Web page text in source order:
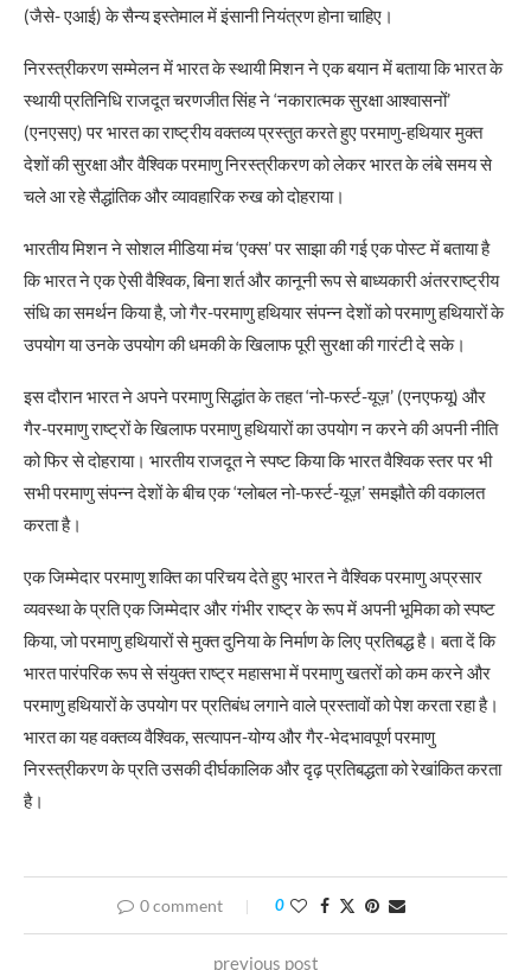
(जैसे- एआई) के सैन्य इस्तेमाल में इंसानी नियंत्रण होना चाहिए।
निरस्त्रीकरण सम्मेलन में भारत के स्थायी मिशन ने एक बयान में बताया कि भारत के
स्थायी प्रतिनिधि राजदूत चरणजीत सिंह ने ‘नकारात्मक सुरक्षा आश्वासनों’
(एनएसए) पर भारत का राष्ट्रीय वक्तव्य प्रस्तुत करते हुए परमाणु-हथियार मुक्त
देशों की सुरक्षा और वैश्विक परमाणु निरस्त्रीकरण को लेकर भारत के लंबे समय से
चले आ रहे सैद्धांतिक और व्यावहारिक रुख को दोहराया।
भारतीय मिशन ने सोशल मीडिया मंच ‘एक्स’ पर साझा की गई एक पोस्ट में बताया है
कि भारत ने एक ऐसी वैश्विक, बिना शर्त और कानूनी रूप से बाध्यकारी अंतरराष्ट्रीय
संधि का समर्थन किया है, जो गैर-परमाणु हथियार संपन्न देशों को परमाणु हथियारों के
उपयोग या उनके उपयोग की धमकी के खिलाफ पूरी सुरक्षा की गारंटी दे सके।
इस दौरान भारत ने अपने परमाणु सिद्धांत के तहत ‘नो-फर्स्ट-यूज़’ (एनएफयू) और
गैर-परमाणु राष्ट्रों के खिलाफ परमाणु हथियारों का उपयोग न करने की अपनी नीति
को फिर से दोहराया। भारतीय राजदूत ने स्पष्ट किया कि भारत वैश्विक स्तर पर भी
सभी परमाणु संपन्न देशों के बीच एक ‘ग्लोबल नो-फर्स्ट-यूज़’ समझौते की वकालत
करता है।
एक जिम्मेदार परमाणु शक्ति का परिचय देते हुए भारत ने वैश्विक परमाणु अप्रसार
व्यवस्था के प्रति एक जिम्मेदार और गंभीर राष्ट्र के रूप में अपनी भूमिका को स्पष्ट
किया, जो परमाणु हथियारों से मुक्त दुनिया के निर्माण के लिए प्रतिबद्ध है। बता दें कि
भारत पारंपरिक रूप से संयुक्त राष्ट्र महासभा में परमाणु खतरों को कम करने और
परमाणु हथियारों के उपयोग पर प्रतिबंध लगाने वाले प्रस्तावों को पेश करता रहा है।
भारत का यह वक्तव्य वैश्विक, सत्यापन-योग्य और गैर-भेदभावपूर्ण परमाणु
निरस्त्रीकरण के प्रति उसकी दीर्घकालिक और दृढ़ प्रतिबद्धता को रेखांकित करता
है।
0 comment 0
previous post